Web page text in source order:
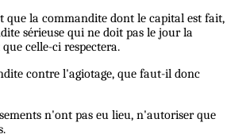
que la commandite dont le capital est fait,
sérieuse qui ne doit pas le jour la
celle-ci respectera.
contre l'agiotage, que faut-il donc
n'ont pas eu lieu, n'autoriser que